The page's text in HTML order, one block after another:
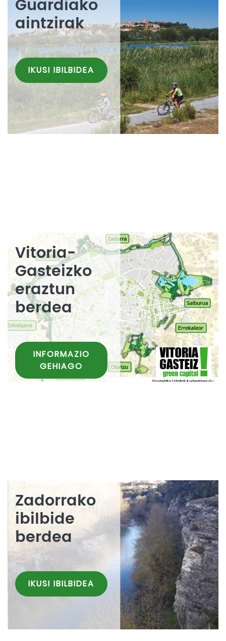
Guardiako
aintzirak
IKUSI IBILBIDEA
Vitoria-
Gasteizko
eraztun
berdea
INFORMAZIO
GEHIAGO
Zadorrako
ibilbide
berdea
IKUSI IBILBIDEA